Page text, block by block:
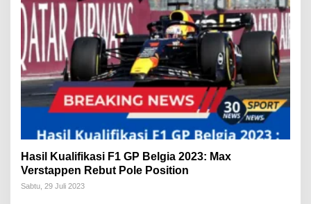
Hasil Kualifikasi F1 GP Belgia 2023: Max
Verstappen Rebut Pole Position
Sabtu, 29 Juli 2023